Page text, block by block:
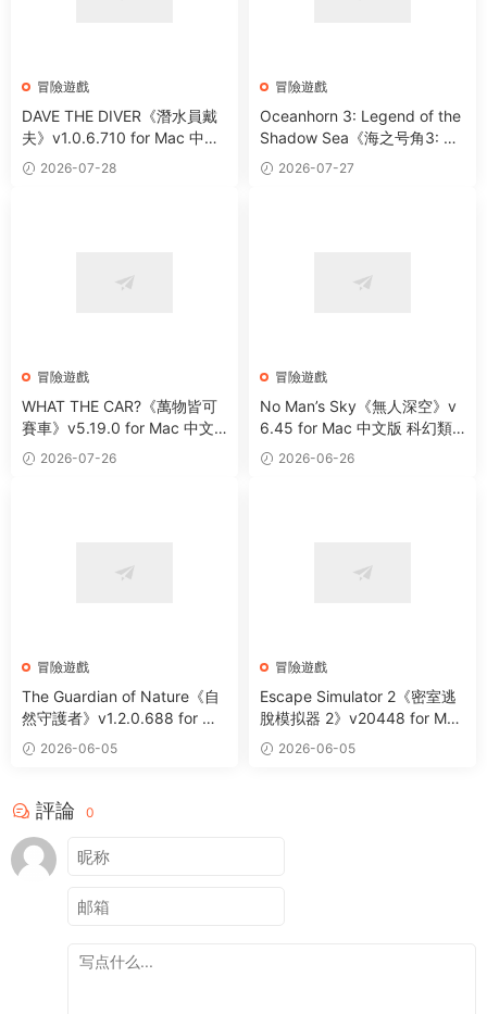
冒險遊戲
DAVE THE DIVER《潛水員戴
夫》v1.0.6.710 for Mac 中文
版 神秘海洋探索冒險遊戲
2026-07-28
冒險遊戲
Oceanhorn 3: Legend of the
Shadow Sea《海之号角3: 暗
影之海傳說》v2.0.0 for Mac
中文版 全新3D動作冒險角色
2026-07-27
冒險遊戲
WHAT THE CAR?《萬物皆可
賽車》v5.19.0 for Mac 中文
版 賽車競速冒險遊戲
2026-07-26
冒險遊戲
No Man’s Sky《無人深空》v
6.45 for Mac 中文版 科幻類
太空冒險生存主題遊戲
2026-06-26
冒險遊戲
The Guardian of Nature《自
然守護者》v1.2.0.688 for Ma
c 中文版 手繪風格變身冒險遊
戲
2026-06-05
冒險遊戲
Escape Simulator 2《密室逃
脫模拟器 2》v20448 for Mac
中文版 第一人稱視角冒險解謎
遊戲
2026-06-05
評論 0